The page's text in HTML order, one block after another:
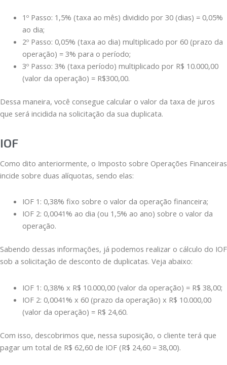
1º Passo: 1,5% (taxa ao mês) dividido por 30 (dias) = 0,05%
ao dia;
2º Passo: 0,05% (taxa ao dia) multiplicado por 60 (prazo da
operação) = 3% para o período;
3º Passo: 3% (taxa período) multiplicado por R$ 10.000,00
(valor da operação) = R$300,00.
Dessa maneira, você consegue calcular o valor da taxa de juros
que será incidida na solicitação da sua duplicata.
IOF
Como dito anteriormente, o Imposto sobre Operações Financeiras
incide sobre duas alíquotas, sendo elas:
IOF 1: 0,38% fixo sobre o valor da operação financeira;
IOF 2: 0,0041% ao dia (ou 1,5% ao ano) sobre o valor da
operação.
Sabendo dessas informações, já podemos realizar o cálculo do IOF
sob a solicitação de desconto de duplicatas. Veja abaixo:
IOF 1: 0,38% x R$ 10.000,00 (valor da operação) = R$ 38,00;
IOF 2: 0,0041% x 60 (prazo da operação) x R$ 10.000,00
(valor da operação) = R$ 24,60.
Com isso, descobrimos que, nessa suposição, o cliente terá que
pagar um total de R$ 62,60 de IOF (R$ 24,60 = 38,00).